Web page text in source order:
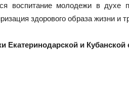
воспитание молодежи в духе
здорового образа жизни и
и Кубанской